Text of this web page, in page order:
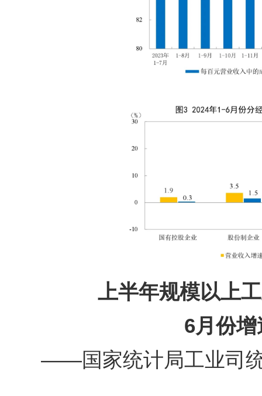
上半年规模以上
6月份增
——国家统计局工业司